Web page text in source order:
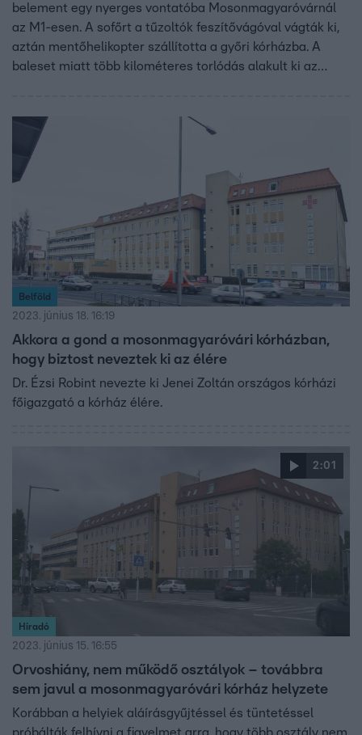
belement egy nyerges vontatóba Mosonmagyaróvárnál
az M1-esen. A sofőrt a tűzoltók feszítővágóval vágták ki,
aztán mentőhelikopter szállította a győri kórházba. A
baleset miatt több kilométeres torlódás alakult ki az
Belföld
2023. június 18. 16:19
Akkora a gond a mosonmagyaróvári kórházban,
hogy biztost neveztek ki az élére
Dr. Ézsi Robint nevezte ki Jenei Zoltán országos kórházi
főigazgató a kórház élére.
2:01
Híradó
2023. június 15. 16:55
Orvoshiány, nem működő osztályok – továbbra
sem javul a mosonmagyaróvári kórház helyzete
Korábban a helyiek aláírásgyűjtéssel és tüntetéssel